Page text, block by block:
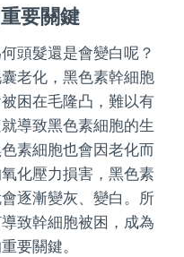
要關鍵
頭髮還是會變白呢？
老化，黑色素幹細胞
困在毛隆凸，難以有
導致黑色素細胞的生
素細胞也會因老化而
化壓力損害，黑色素
逐漸變灰、變白。所
致幹細胞被困，成為
要關鍵。